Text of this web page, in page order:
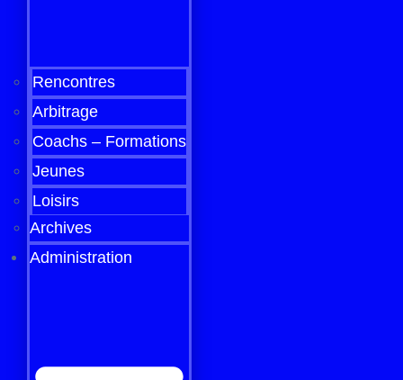
Rencontres
Arbitrage
Coachs – Formations
Jeunes
Loisirs
Archives
Administration